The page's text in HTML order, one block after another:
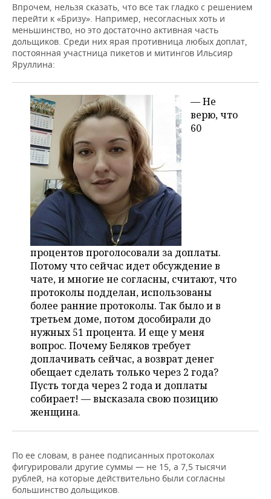
Впрочем, нельзя сказать, что все так гладко с решением
перейти к «Бризу». Например, несогласных хоть и
меньшинство, но это достаточно активная часть
дольщиков. Среди них ярая противница любых доплат,
постоянная участница пикетов и митингов Ильсияр
Яруллина:
— Не
верю, что
60
процентов проголосовали за доплаты.
Потому что сейчас идет обсуждение в
чате, и многие не согласны, считают, что
протоколы подделан, использованы
более ранние протоколы. Так было и в
третьем доме, потом дособирали до
нужных 51 процента. И еще у меня
вопрос. Почему Беляков требует
доплачивать сейчас, а возврат денег
обещает сделать только через 2 года?
Пусть тогда через 2 года и доплаты
собирает! — высказала свою позицию
женщина.
По ее словам, в ранее подписанных протоколах
фигурировали другие суммы — не 15, а 7,5 тысячи
рублей, на которые действительно были согласны
большинство дольщиков.